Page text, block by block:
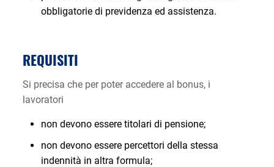
obbligatorie di previdenza ed assistenza.
REQUISITI
Si precisa che per poter accedere al bonus, i
lavoratori
non devono essere titolari di pensione;
non devono essere percettori della stessa
indennità in altra formula;